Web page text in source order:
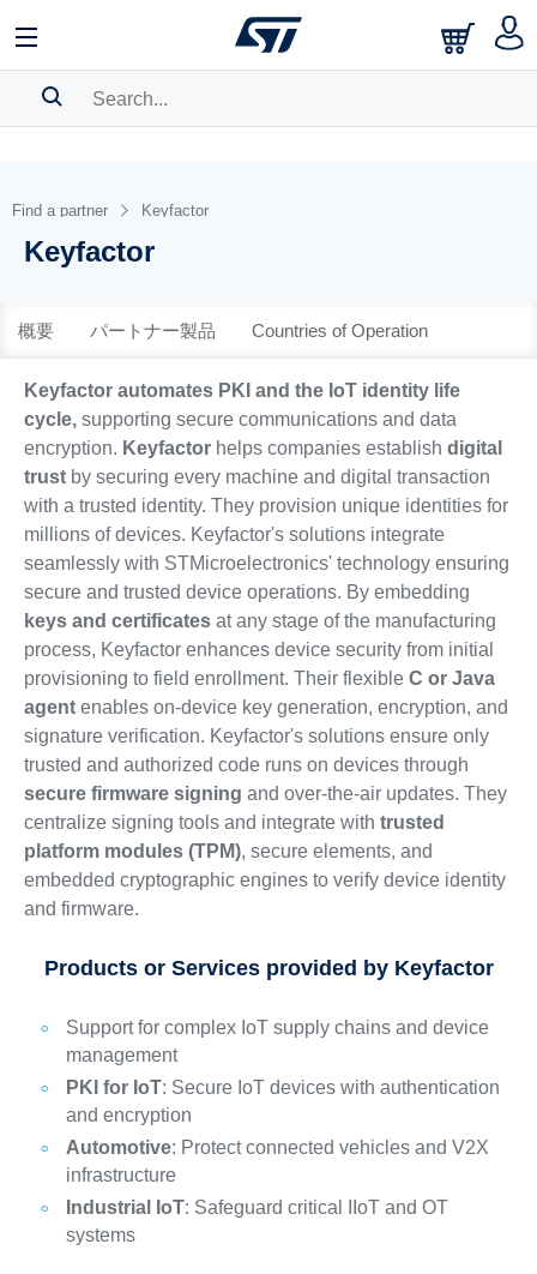
BOOKMARK
Pleaselog into show your saved searches.
English
Find a partner Keyfactor
Keyfactor
概要 パートナー製品 Countries of Operation
Keyfactor automates PKI and the IoT identity life
cycle, supporting secure communications and data
encryption. Keyfactorhelps companies establish digital
trustby securing every machine and digital transaction
with a trusted identity. They provision unique identities for
millions of devices. Keyfactor's solutions integrate
seamlessly with STMicroelectronics' technology ensuring
secure and trusted device operations. By embedding
keys and certificatesat any stage of the manufacturing
process, Keyfactor enhances device security from initial
provisioning to field enrollment. Their flexible C or Java
agentenables on-device key generation, encryption, and
signature verification. Keyfactor's solutions ensure only
trusted and authorized code runs on devices through
secure firmware signing and over-the-air updates. They
centralize signing tools and integrate with trusted
platform modules (TPM), secure elements, and
embedded cryptographic engines to verify device identity
and firmware.
Products or Services provided by Keyfactor
Support for complex IoT supply chains and device
management
PKI for IoT: Secure IoT devices with authentication
and encryption
Automotive: Protect connected vehicles and V2X
infrastructure
Industrial IoT: Safeguard critical IIoT and OT
systems